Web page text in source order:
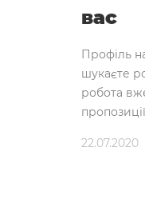
вас
Профіль
шукаєте
робота
22.07.2020